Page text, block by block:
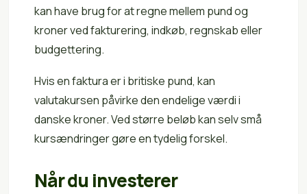
kan have brug for at regne mellem pund og
kroner ved fakturering, indkøb, regnskab eller
budgettering.
Hvis en faktura er i britiske pund, kan
valutakursen påvirke den endelige værdi i
danske kroner. Ved større beløb kan selv små
kursændringer gøre en tydelig forskel.
Når du investerer